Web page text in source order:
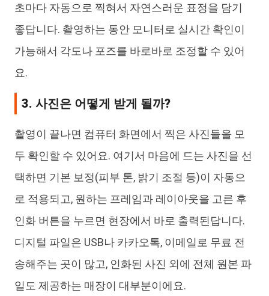
초마다 자동으로 찍혀서 자연스러운 표정을 담기
좋답니다. 촬영하는 동안 모니터로 실시간 확인이
가능해서 각도나 포즈를 바로바로 조정할 수 있어
요.
3. 사진은 어떻게 받게 될까?
촬영이 끝나면 컴퓨터 화면에서 찍은 사진들을 모
두 확인할 수 있어요. 여기서 마음에 드는 사진을 선
택하면 기본 보정(피부 톤, 밝기 조절 등)이 자동으
로 적용되고, 원하는 프레임과 레이아웃을 고른 후
인화 버튼을 누르면 현장에서 바로 출력된답니다.
디지털 파일은 USB나 카카오톡, 이메일로 무료 전
송해주는 곳이 많고, 인화된 사진 외에 전체 원본 파
일도 제공하는 매장이 대부분이에요.